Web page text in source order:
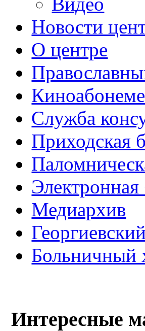
Новости
О центре
Служба
Приходская
Электронная
Медиархив
Больничный
Интересные